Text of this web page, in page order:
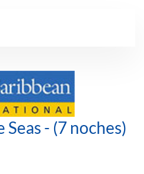
- (7 noches)